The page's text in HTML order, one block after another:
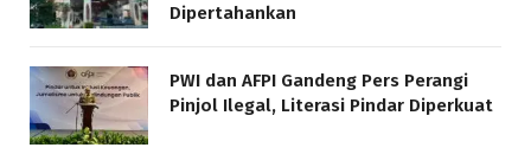
Dipertahankan
PWI dan AFPI Gandeng Pers Perangi
Pinjol Ilegal, Literasi Pindar Diperkuat